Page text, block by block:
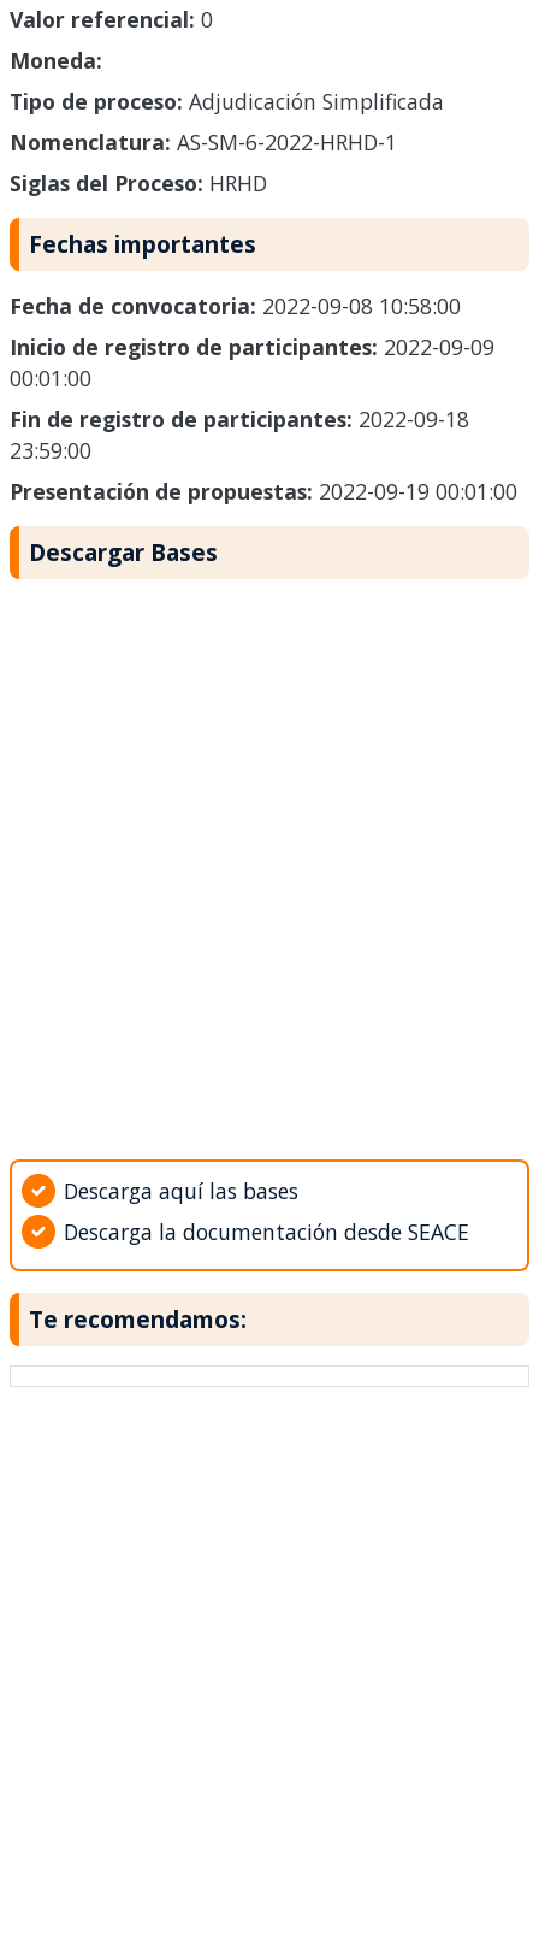
Valor referencial: 0
Moneda:
Tipo de proceso: Adjudicación Simplificada
Nomenclatura: AS-SM-6-2022-HRHD-1
Siglas del Proceso: HRHD
Fechas importantes
Fecha de convocatoria: 2022-09-08 10:58:00
Inicio de registro de participantes: 2022-09-09
00:01:00
Fin de registro de participantes: 2022-09-18
23:59:00
Presentación de propuestas: 2022-09-19 00:01:00
Descargar Bases
Descarga aquí las bases
Descarga la documentación desde SEACE
Te recomendamos: